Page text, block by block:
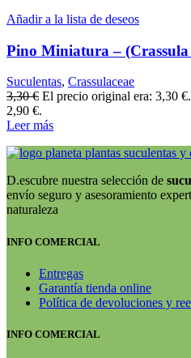
Añadir a la lista de deseos
Pino Miniatura –
Suculentas, Crassulaceae
3,30€ El precio original era: 3,30 €.
2,90 €.
Leer más
D.escubre nuestra selección de
envío seguro y asesoramiento
naturaleza
INFO COMERCIAL
Entregas
Garantía tienda online
Política de devoluciones y
INFO COMERCIAL